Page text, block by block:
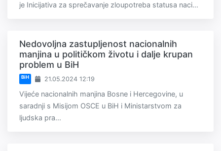
je Inicijativa za sprečavanje zloupotreba statusa naci...
Nedovoljna zastupljenost nacionalnih
manjina u političkom životu i dalje krupan
problem u BiH
BiH 21.05.2024 12:19
Vijeće nacionalnih manjina Bosne i Hercegovine, u
saradnji s Misijom OSCE u BiH i Ministarstvom za
ljudska pra...